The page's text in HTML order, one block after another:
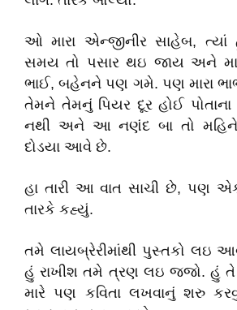
ઓ મારા એન્જીનીર સાહેબ, ત્યાં
સમય તો પસાર થઇ જાય અને
ભાઈ, બહેનને પણ ગમે. પણ મારા
તેમને તેમનું પિયર દૂર હોઈ
નથી અને આ નણંદ બા તો મહિને
દોડયા આવે છે.
હા તારી આ વાત સાચી છે, પણ
તારકે કહ્યું.
તમે લાયબ્રેરીમાંથી પુસ્તકો લઇ
હું રાખીશ તમે ત્રણ લઇ જજો. હું
મારે પણ કવિતા લખવાનું શરુ